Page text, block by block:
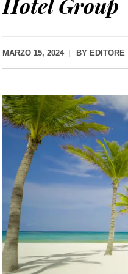
MARZO 15, 2024 BY EDITORE